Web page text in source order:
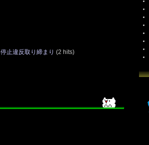
止違反取り締まり (2 hits)